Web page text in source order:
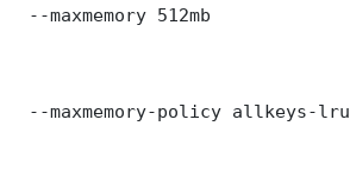
--maxmemory 512mb
--maxmemory-policy allkeys-lru